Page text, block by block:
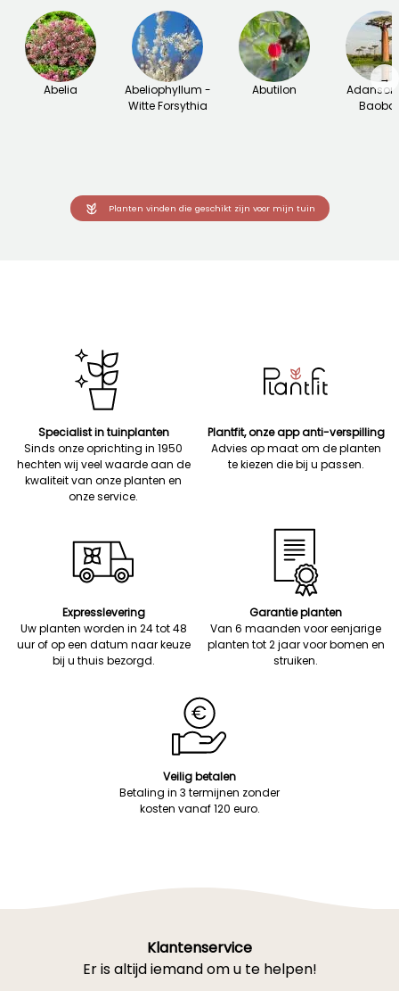
Abelia
Abeliophyllum -
Witte Forsythia
Abutilon
→
Planten vinden die geschikt zijn voor mijn tuin
Specialist in tuinplanten
Sinds onze oprichting in 1950
hechten wij veel waarde aan de
kwaliteit van onze planten en
onze service.
Plantfit, onze app anti-verspilling
Advies op maat om de planten
te kiezen die bij u passen.
Expresslevering
Uw planten worden in 24 tot 48
uur of op een datum naar keuze
bij u thuis bezorgd.
Garantie planten
Van 6 maanden voor eenjarige
planten tot 2 jaar voor bomen en
struiken.
Veilig betalen
Betaling in 3 termijnen zonder
kosten vanaf 120 euro.
Klantenservice
Er is altijd iemand om u te helpen!